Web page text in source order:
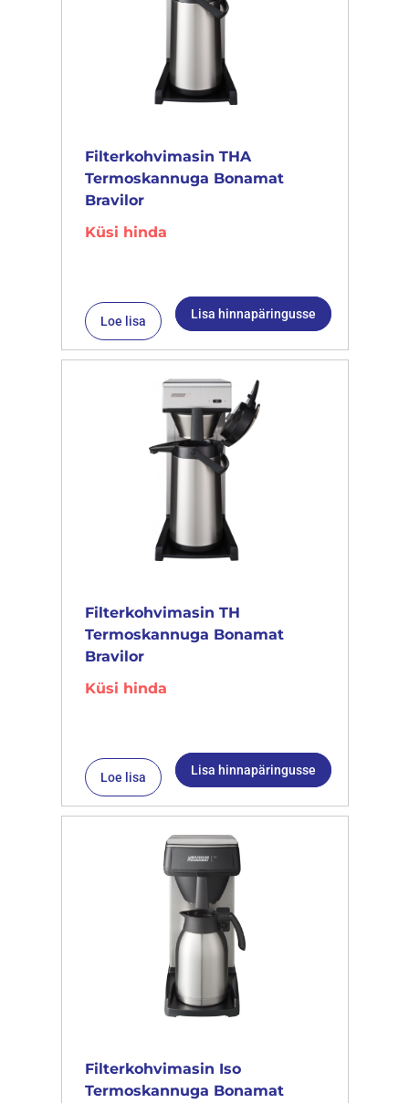
Filterkohvimasin THA
Termoskannuga Bonamat
Bravilor
Küsi hinda
Loe lisa Lisa hinnapäringusse
Filterkohvimasin TH
Termoskannuga Bonamat
Bravilor
Küsi hinda
Loe lisa Lisa hinnapäringusse
Filterkohvimasin Iso
Termoskannuga Bonamat